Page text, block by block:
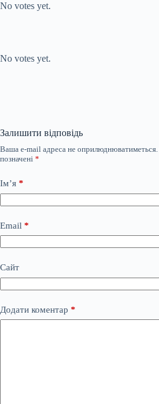
No votes yet.
No votes yet.
Залишити відповідь
Ваша e-mail адреса не оприлюднюватиметься.
позначені *
Ім’я *
Email *
Сайт
Додати коментар *